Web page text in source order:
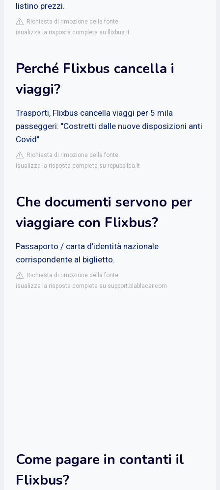
listino prezzi.
Richiesta di rimozione della fonte
isualizza la risposta completa su flixbus.it
Perché Flixbus cancella i
viaggi?
Trasporti, Flixbus cancella viaggi per 5 mila
passeggeri: "Costretti dalle nuove disposizioni anti
Covid"
Richiesta di rimozione della fonte
isualizza la risposta completa su repubblica.it
Che documenti servono per
viaggiare con Flixbus?
Passaporto / carta d'identità nazionale
corrispondente al biglietto.
Richiesta di rimozione della fonte
isualizza la risposta completa su support.blablacar.com
Come pagare in contanti il
Flixbus?